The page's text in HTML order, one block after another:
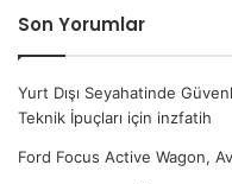
Son Yorumlar
Yurt Dışı Seyahatinde
Teknik İpuçları için inzfatih
Ford Focus Active Wagon,